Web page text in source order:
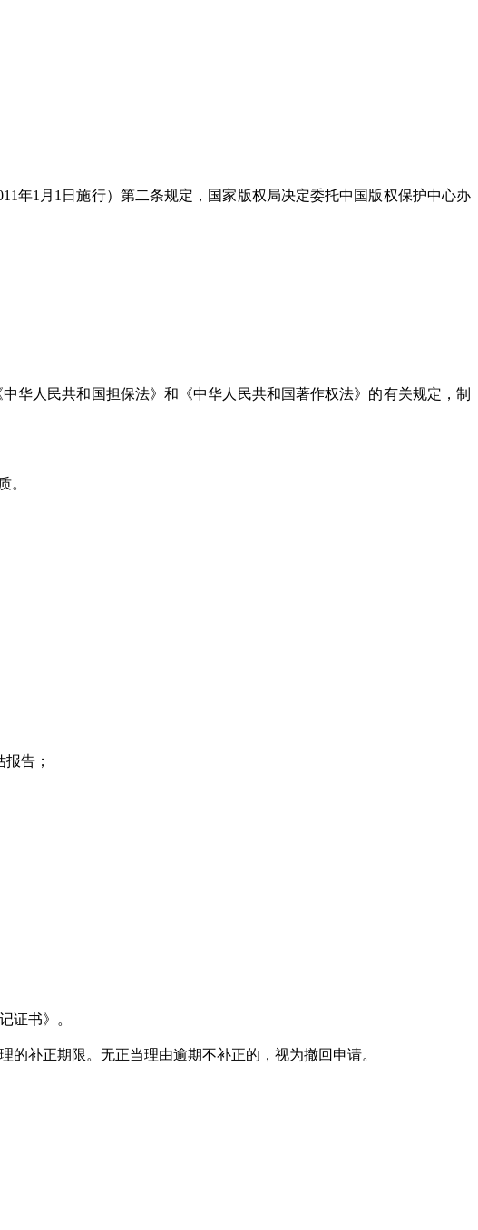
年1月1日施行）第二条规定，国家版权局决定委托中国版权保护中心办
华人民共和国担保法》和《中华人民共和国著作权法》的有关规定，制
。
告；
证书》。
补正期限。无正当理由逾期不补正的，视为撤回申请。